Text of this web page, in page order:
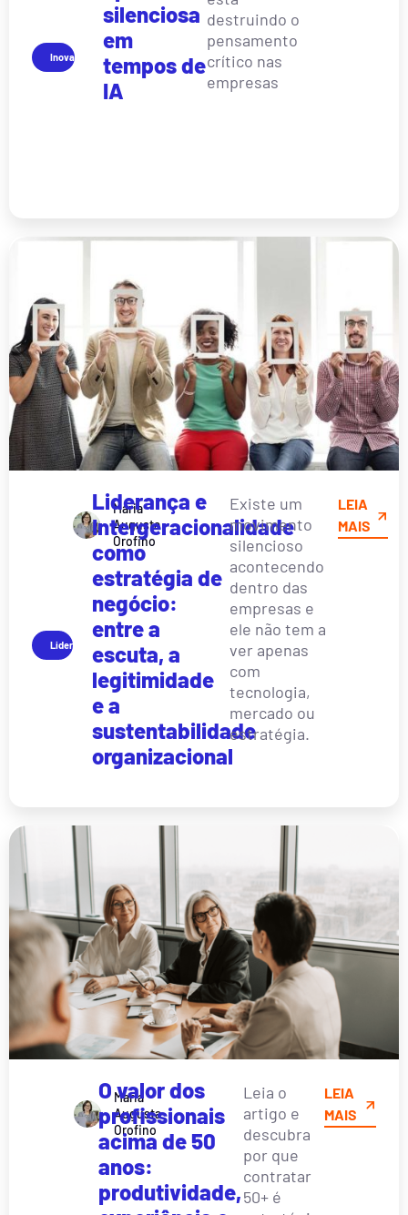
Inovação
silenciosa
em
tempos de
IA
destruindo o
pensamento
crítico nas
empresas
Liderança
Maria
Augusta
Orofino
Liderança e
Intergeracionalidade
como
estratégia de
negócio:
entre a
escuta, a
legitimidade
e a
sustentabilidade
organizacional
Existe um
movimento
silencioso
acontecendo
dentro das
empresas e
ele não tem a
ver apenas
com
tecnologia,
mercado ou
estratégia.
LEIA
MAIS
Maria
Augusta
Orofino
O valor dos
profissionais
acima de 50
anos:
produtividade,
Leia o
artigo e
descubra
por que
contratar
50+ é
LEIA
MAIS